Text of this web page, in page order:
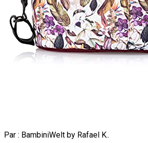
Par : BambiniWelt by Rafael K..